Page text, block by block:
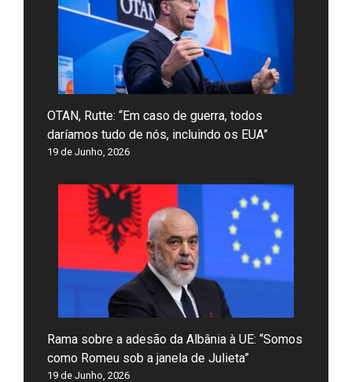
OTAN, Rutte: “Em caso de guerra, todos
daríamos tudo de nós, incluindo os EUA”
19 de Junho, 2026
Rama sobre a adesão da Albânia à UE: “Somos
como Romeu sob a janela de Julieta”
19 de Junho, 2026